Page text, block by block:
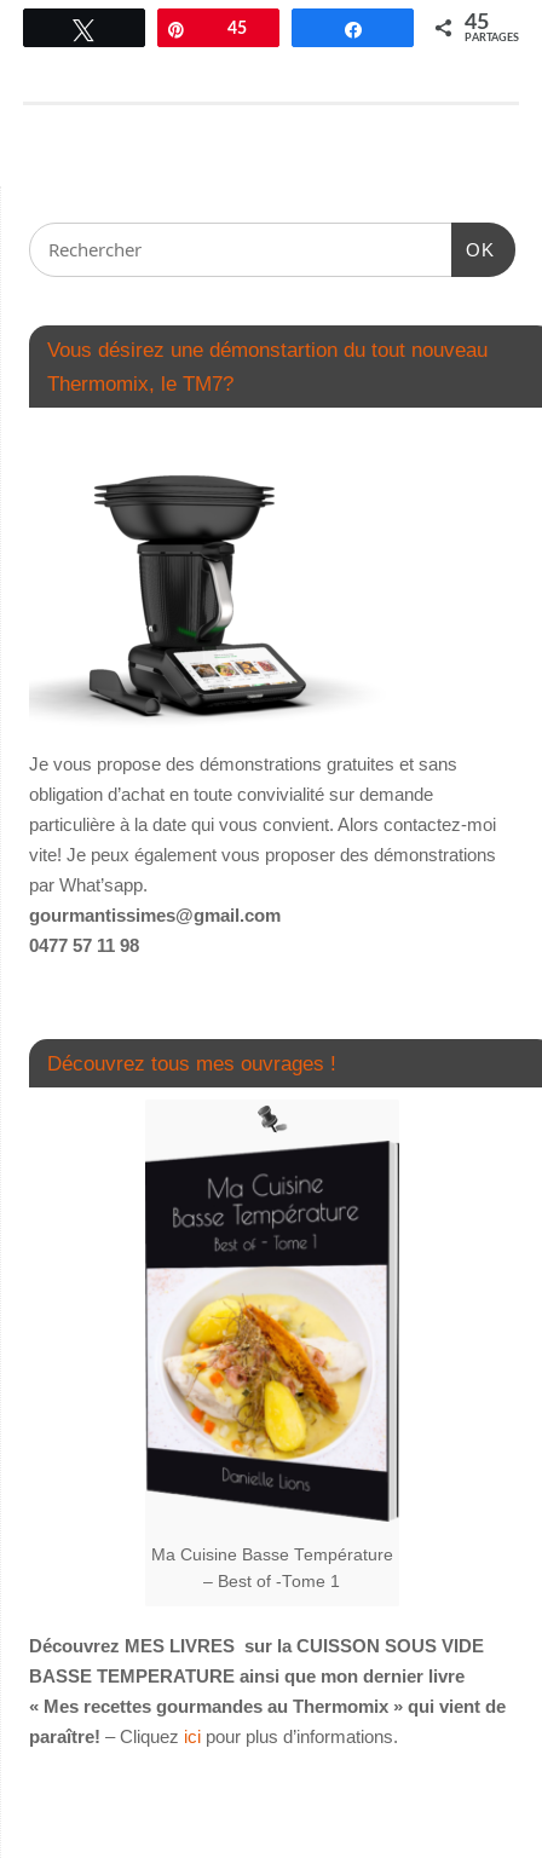
Tweetez Épingle
45 Partagez 45
PARTAGES
OK
Vous désirez une démonstartion du tout nouveau
Thermomix, le TM7?
Je vous propose des démonstrations gratuites et sans
obligation d’achat en toute convivialité sur demande
particulière à la date qui vous convient. Alors contactez-moi
vite! Je peux également vous proposer des démonstrations
par What’sapp.
gourmantissimes@gmail.com
0477 57 11 98
Découvrez tous mes ouvrages !
Ma Cuisine Basse Température
– Best of -Tome 1
Découvrez MES LIVRES sur la CUISSON SOUS VIDE
BASSE TEMPERATURE ainsi que mon dernier livre
« Mes recettes gourmandes au Thermomix » qui vient de
paraître! – Cliquez icipour plus d’informations.